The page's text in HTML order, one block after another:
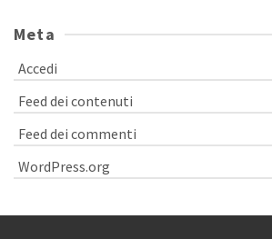
Meta
Accedi
Feed dei contenuti
Feed dei commenti
WordPress.org